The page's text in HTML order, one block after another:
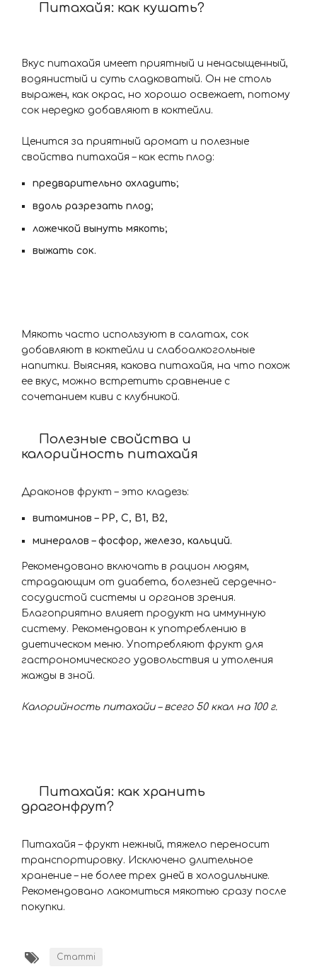
Питахайя: как кушать?
Вкус питахайя имеет приятный и ненасыщенный,
водянистый и суть сладковатый. Он не столь
выражен, как окрас, но хорошо освежает, потому
сок нередко добавляют в коктейли.
Ценится за приятный аромат и полезные
свойства питахайя – как есть плод:
предварительно охладить;
вдоль разрезать плод;
ложечкой вынуть мякоть;
выжать сок.
Мякоть часто используют в салатах, сок
добавляют в коктейли и слабоалкогольные
напитки. Выясняя, какова питахайя, на что похож
ее вкус, можно встретить сравнение с
сочетанием киви с клубникой.
Полезные свойства и
калорийность питахайя
Драконов фрукт – это кладезь:
витаминов – РР, С, В1, В2,
минералов – фосфор, железо, кальций.
Рекомендовано включать в рацион людям,
страдающим от диабета, болезней сердечно-
сосудистой системы и органов зрения.
Благоприятно влияет продукт на иммунную
систему. Рекомендован к употреблению в
диетическом меню. Употребляют фрукт для
гастрономического удовольствия и утоления
жажды в зной.
Калорийность питахайи – всего 50 ккал на 100 г.
Питахайя: как хранить
драгонфрут?
Питахайя – фрукт нежный, тяжело переносит
транспортировку. Исключено длительное
хранение – не более трех дней в холодильнике.
Рекомендовано лакомиться мякотью сразу после
покупки.
Статті